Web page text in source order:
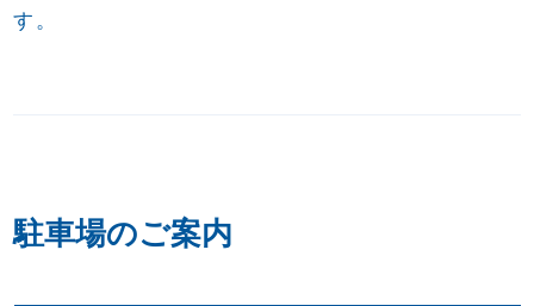
す。
駐車場のご案内